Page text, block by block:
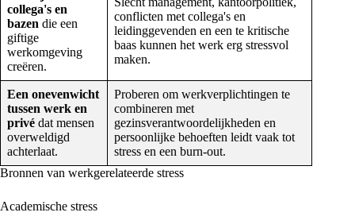
collega's en
bazen die een
giftige
werkomgeving
creëren.
conflicten met collega's en
leidinggevenden en een te kritische
baas kunnen het werk erg stressvol
maken.
Een onevenwicht
tussen werk en
privé dat mensen
overweldigd
achterlaat.
Proberen om werkverplichtingen te
combineren met
gezinsverantwoordelijkheden en
persoonlijke behoeften leidt vaak tot
stress en een burn-out.
Bronnen van werkgerelateerde stress
Academische stress